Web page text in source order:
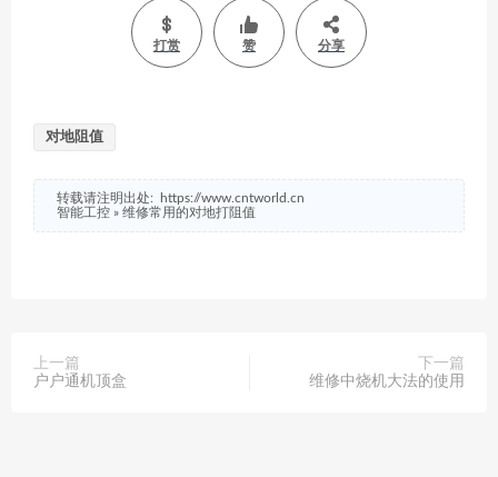
打赏 赞 分享
对地阻值
转载请注明出处:
https://www.cntworld.cn
智能工控 » 维修常用的对地打阻值
上一篇
户户通机顶盒
下一篇
维修中烧机大法的使用